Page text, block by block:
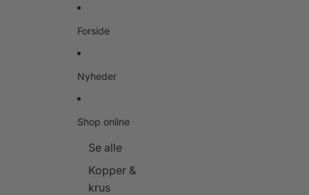
Forside
Nyheder
Shop online
Se alle
Kopper &
krus